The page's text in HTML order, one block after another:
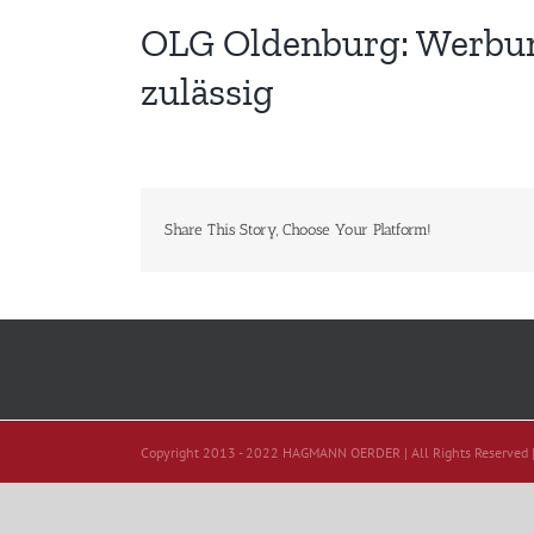
OLG Oldenburg:
zulässig
Share This Story, Choose Your Platform!
Copyright 2013 - 2022 HAGMANN OERDER | All Rights Reserved |